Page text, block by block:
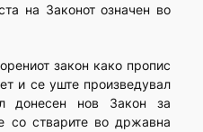
на Законот означен во
закон како пропис
и сe уште произведувал
донесен нов Закон за
со стварите во државна